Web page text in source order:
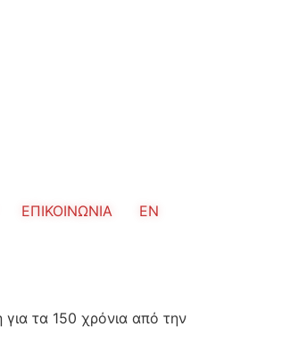
ΕΠΙΚΟΙΝΩΝΙΑ EN
τα 150 χρόνια από την